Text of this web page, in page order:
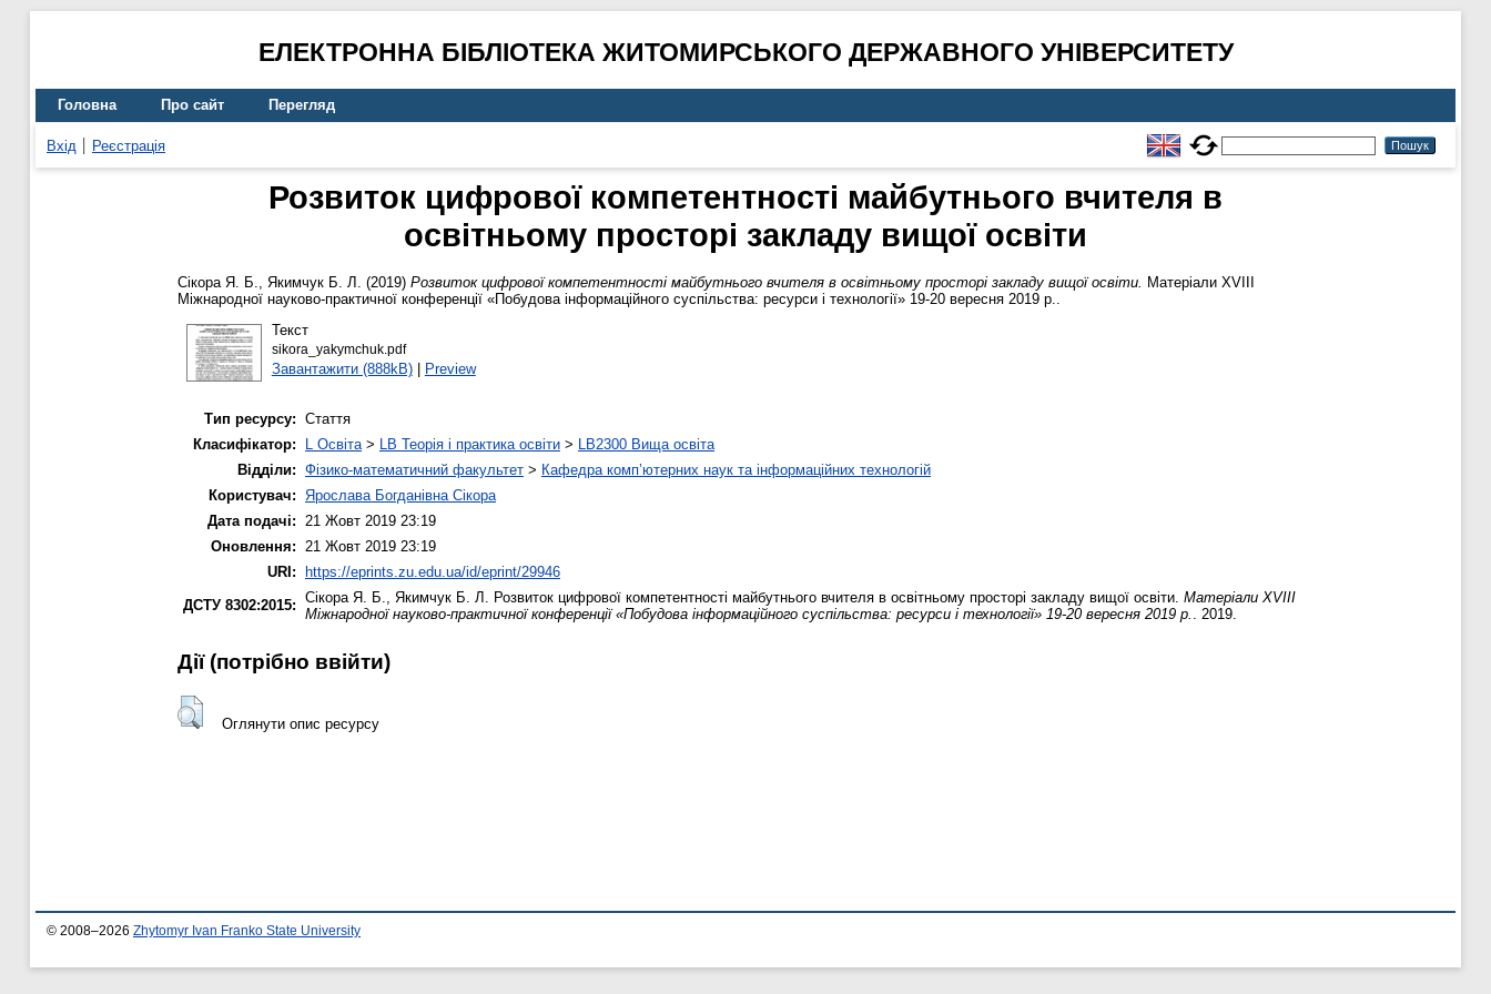
ЕЛЕКТРОННА БІБЛІОТЕКА ЖИТОМИРСЬКОГО ДЕРЖАВНОГО УНІВЕРСИТЕТУ
Головна Про сайт Перегляд
Вхід Реєстрація
Розвиток цифрової компетентності майбутнього вчителя в
освітньому просторі закладу вищої освіти
Сікора Я. Б., Якимчук Б. Л. (2019) Розвиток цифрової компетентності майбутнього вчителя в освітньому просторі закладу вищої освіти. Матеріали XVIІI
Міжнародної науково-практичної конференції «Побудова інформаційного суспільства: ресурси і технології» 19-20 вересня 2019 р..
Текст
sikora_yakymchuk.pdf
Завантажити (888kB)| Preview
Тип ресурсу: Стаття
Класифікатор:
L Освіта> LB Теорія і практика освіти > LB2300 Вища освіта
Відділи: Фізико-математичний факультет > Кафедра комп’ютерних наук та інформаційних технологій
Користувач: Ярослава Богданівна Сікора
Дата подачі: 21 Жовт 2019 23:19
Оновлення: 21 Жовт 2019 23:19
URI:
https://eprints.zu.edu.ua/id/eprint/29946
ДСТУ 8302:2015: Сікора Я. Б., Якимчук Б. Л. Розвиток цифрової компетентності майбутнього вчителя в освітньому просторі закладу вищої освіти. Матеріали XVIІI
Міжнародної науково-практичної конференції «Побудова інформаційного суспільства: ресурси і технології» 19-20 вересня 2019 р. . 2019.
Дії ​​(потрібно ввійти)
Оглянути опис ресурсу
© 2008–2026 Zhytomyr Ivan Franko State University